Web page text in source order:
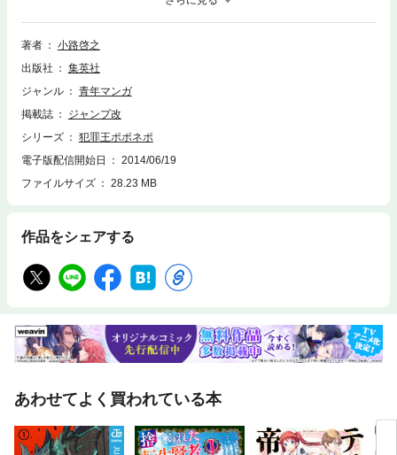
著者
小路啓之
出版社
集英社
ジャンル
青年マンガ
掲載誌
ジャンプ改
シリーズ
犯罪王ポポネポ
電子版配信開始日
2014/06/19
ファイルサイズ
28.23 MB
作品をシェアする
あわせてよく買われている本